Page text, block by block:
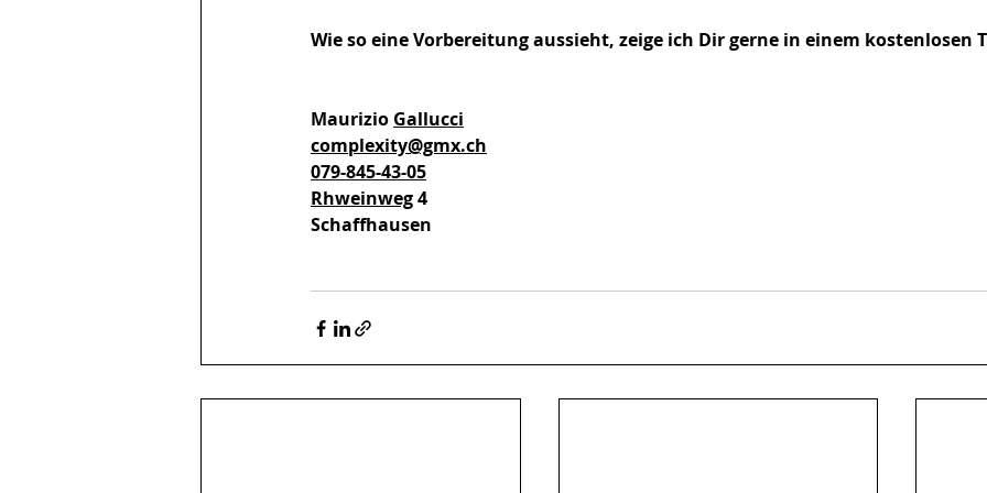
Wie so eine Vorbereitung aussieht, zeige ich Dir gerne in einem kostenlosen
Maurizio Gallucci
complexity@gmx.ch
079-845-43-05
Rhweinweg 4
Schaffhausen